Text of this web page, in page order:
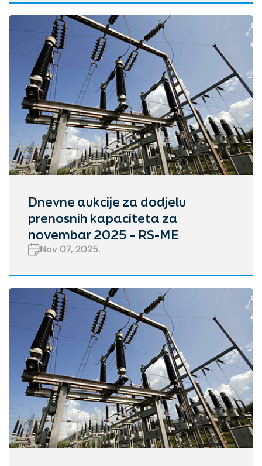
Dnevne aukcije za dodjelu
prenosnih kapaciteta za
novembar 2025 – RS-ME
Nov 07, 2025.